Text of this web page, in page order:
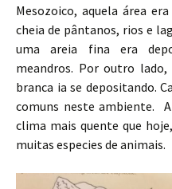
Mesozoico, aquela área
cheia de pântanos, rios e
uma areia fina era
meandros. Por outro
branca ia se depositando.
comuns neste ambiente.
clima mais quente que
muitas especies de animais.